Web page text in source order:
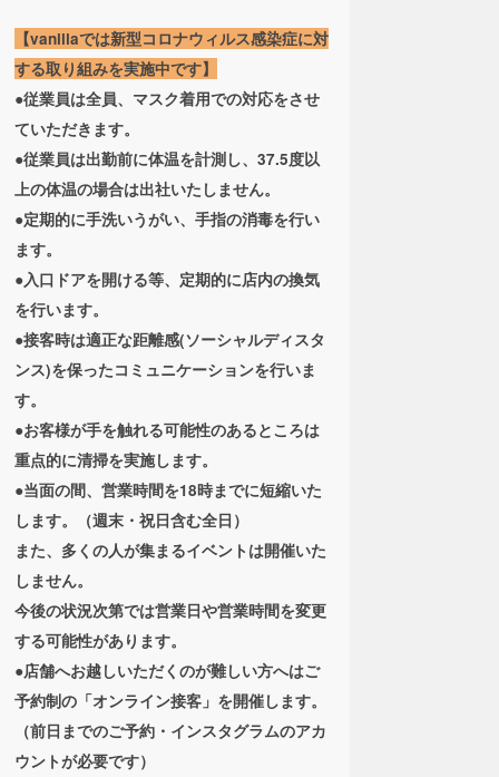
【vanillaでは新型コロナウィルス感染症に対
する取り組みを実施中です】
●従業員は全員、マスク着用での対応をさせ
ていただきます。
●従業員は出勤前に体温を計測し、37.5度以
上の体温の場合は出社いたしません。
●定期的に手洗いうがい、手指の消毒を行い
ます。
●入口ドアを開ける等、定期的に店内の換気
を行います。
●接客時は適正な距離感(ソーシャルディスタ
ンス)を保ったコミュニケーションを行いま
す。
●お客様が手を触れる可能性のあるところは
重点的に清掃を実施します。
●当面の間、営業時間を18時までに短縮いた
します。（週末・祝日含む全日）
また、多くの人が集まるイベントは開催いた
しません。
今後の状況次第では営業日や営業時間を変更
する可能性があります。
●店舗へお越しいただくのが難しい方へはご
予約制の「オンライン接客」を開催します。
（前日までのご予約・インスタグラムのアカ
ウントが必要です）